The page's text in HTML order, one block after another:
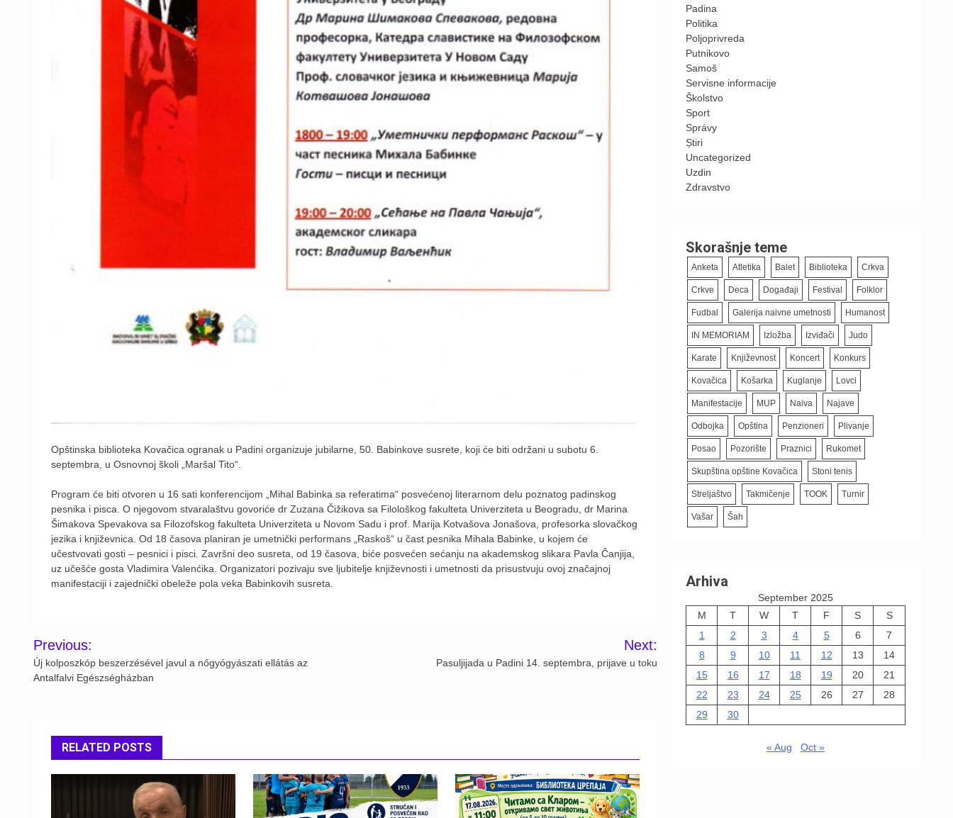
Opštinska biblioteka Kovačica ogranak u Padini organizuje jubilarne, 50. Babinkove susrete, koji će biti održani u subotu 6.
septembra, u Osnovnoj školi „Maršal Tito“.
Program će biti otvoren u 16 sati konferencijom „Mihal Babinka sa referatima“ posvećenoj literarnom delu poznatog padinskog
pesnika i pisca. O njegovom stvaralaštvu govoriće dr Zuzana Čižikova sa Filološkog fakulteta Univerziteta u Beogradu, dr Marina
Šimakova Spevakova sa Filozofskog fakulteta Univerziteta u Novom Sadu i prof. Marija Kotvašova Jonašova, profesorka slovačkog
jezika i književnica. Od 18 časova planiran je umetnički performans „Raskoš“ u čast pesnika Mihala Babinke, u kojem će
učestvovati gosti – pesnici i pisci. Završni deo susreta, od 19 časova, biće posvećen sećanju na akademskog slikara Pavla Čanjija,
uz učešće gosta Vladimira Valenćika. Organizatori pozivaju sve ljubitelje književnosti i umetnosti da prisustvuju ovoj značajnoj
manifestaciji i zajednički obeleže pola veka Babinkovih susreta.
Post
navigation
Previous:
Új kolposzkóp beszerzésével javul a nőgyógyászati ellátás az
Antalfalvi Egészségházban
Next:
Pasuljijada u Padini 14. septembra, prijave u toku
RELATED POSTS
Padina
Politika
Poljoprivreda
Putnikovo
Samoš
Servisne informacije
Školstvo
Sport
Správy
Știri
Uncategorized
Uzdin
Zdravstvo
Skorašnje teme
Anketa Atletika Balet Biblioteka Crkva
Crkve Deca Događaji Festival Folklor
Fudbal Galerija naivne umetnosti Humanost
IN MEMORIAM Izložba Izviđači Judo
Karate Književnost Koncert Konkurs
Kovačica Košarka Kuglanje Lovci
Manifestacije MUP Naiva Najave
Odbojka Opština Penzioneri Plivanje
Posao Pozorište Praznici Rukomet
Skupština opštine Kovačica Stoni tenis
Streljaštvo Takmičenje TOOK Turnir
Vašar Šah
Arhiva
September 2025
M
T W T F S
S
1
2 3 4 5 6
7
8
9 10 11 12 13
14
15
16 17 18 19 20
21
22
23 24 25 26 27
28
29
30
« Aug Oct »